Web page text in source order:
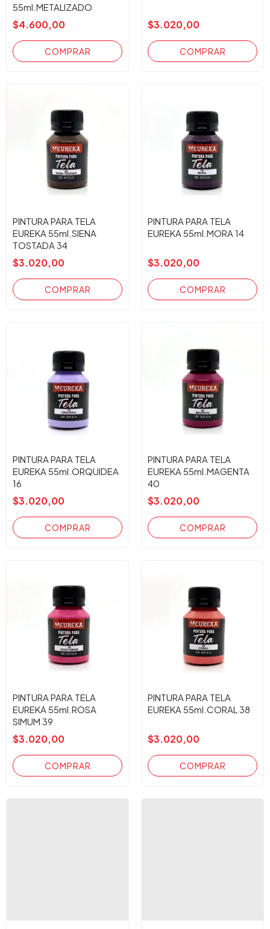
55ml.METALIZADO
BRONCE 46
$4.600,00 $3.020,00
PINTURA PARA TELA
EUREKA 55ml.SIENA
TOSTADA 34
$3.020,00
PINTURA PARA TELA
EUREKA 55ml.MORA 14
$3.020,00
PINTURA PARA TELA
EUREKA 55ml.ORQUIDEA
16
$3.020,00
PINTURA PARA TELA
EUREKA 55ml.MAGENTA
40
$3.020,00
PINTURA PARA TELA
EUREKA 55ml.ROSA
SIMUM 39
$3.020,00
PINTURA PARA TELA
EUREKA 55ml.CORAL 38
$3.020,00